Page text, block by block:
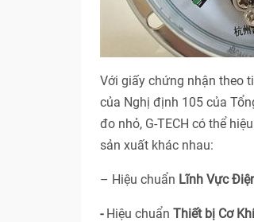
Với giấy chứng nhận theo
của Nghị định 105 của
đo nhỏ, G-TECH có thể
sản xuất khác nhau:
– Hiệu chuẩn Lĩnh Vực
- Hiệu chuẩn Thiết bị Cơ